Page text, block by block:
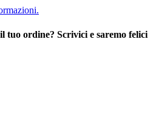
tuo ordine? Scrivici e saremo felici